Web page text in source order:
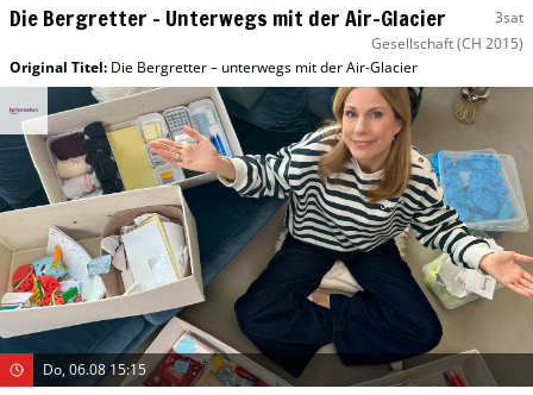
Die Bergretter – Unterwegs mit der Air-Glacier
3sat
Gesellschaft(CH 2015)
Original Titel: Die Bergretter – unterwegs mit der Air-Glacier
Do, 06.08 15:15